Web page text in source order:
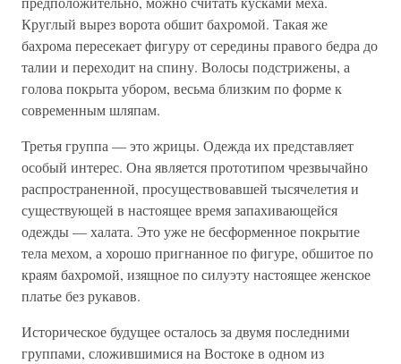
Круглый вырез ворота обшит бахромой. Такая же
бахрома пересекает фигуру от середины правого бедра до
талии и переходит на спину. Волосы подстрижены, а
голова покрыта убором, весьма близким по форме к
современным шляпам.
Третья группа — это жрицы. Одежда их представляет
особый интерес. Она является прототипом чрезвычайно
распространенной, просуществовавшей тысячелетия и
существующей в настоящее время запахивающейся
одежды — халата. Это уже не бесформенное покрытие
тела мехом, а хорошо пригнанное по фигуре, обшитое по
краям бахромой, изящное по силуэту настоящее женское
платье без рукавов.
Историческое будущее осталось за двумя последними
группами, сложившимися на Востоке в одном из